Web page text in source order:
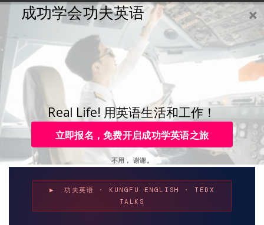
购买
咨询
注册
登录
Toggle
navigation
咨询热线：
4006-979-088 或 0755-88820630
龙飞虎 TEDx 演讲合集 |
功夫英语
▶ 功夫英语 · KUNGFU ENGLISH · TEDX
TALKS
立即报名，免费开启成功学英语之旅
成功学会功夫英语
Real Life! 用英语生活和工作！
不用， 谢谢。